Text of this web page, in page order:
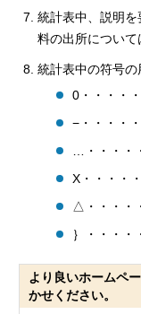
統計表中、説明
料の出所について
統計表中の符号の
0・・・・
−・・・・
…・・・・
X・・・・
△・・・・
｝・・・・
より良いホームペ
かせください。